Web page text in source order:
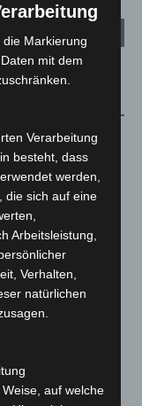
nach
in Niedersachsen
schnell
Markierung
mit dem
Verarbeitung
besteht, dass
werden,
die sich auf eine
Arbeitsleistung,
Verhalten,
natürlichen
auf welche